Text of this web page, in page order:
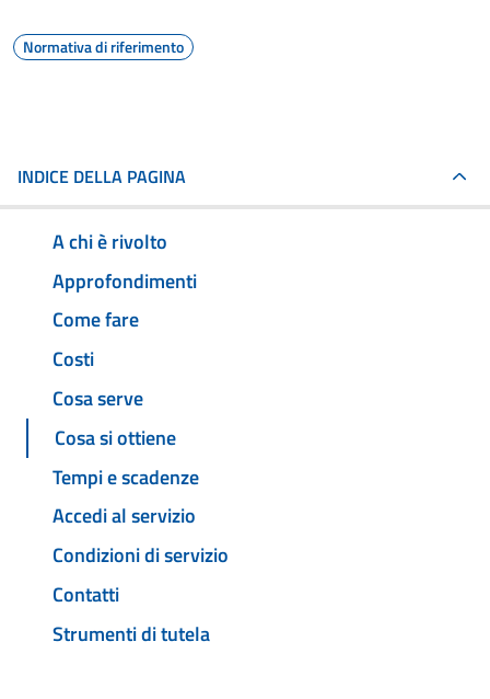
Normativa di riferimento
INDICE DELLA PAGINA
A chi è rivolto
Approfondimenti
Come fare
Costi
Cosa serve
Cosa si ottiene
Tempi e scadenze
Accedi al servizio
Condizioni di servizio
Contatti
Strumenti di tutela